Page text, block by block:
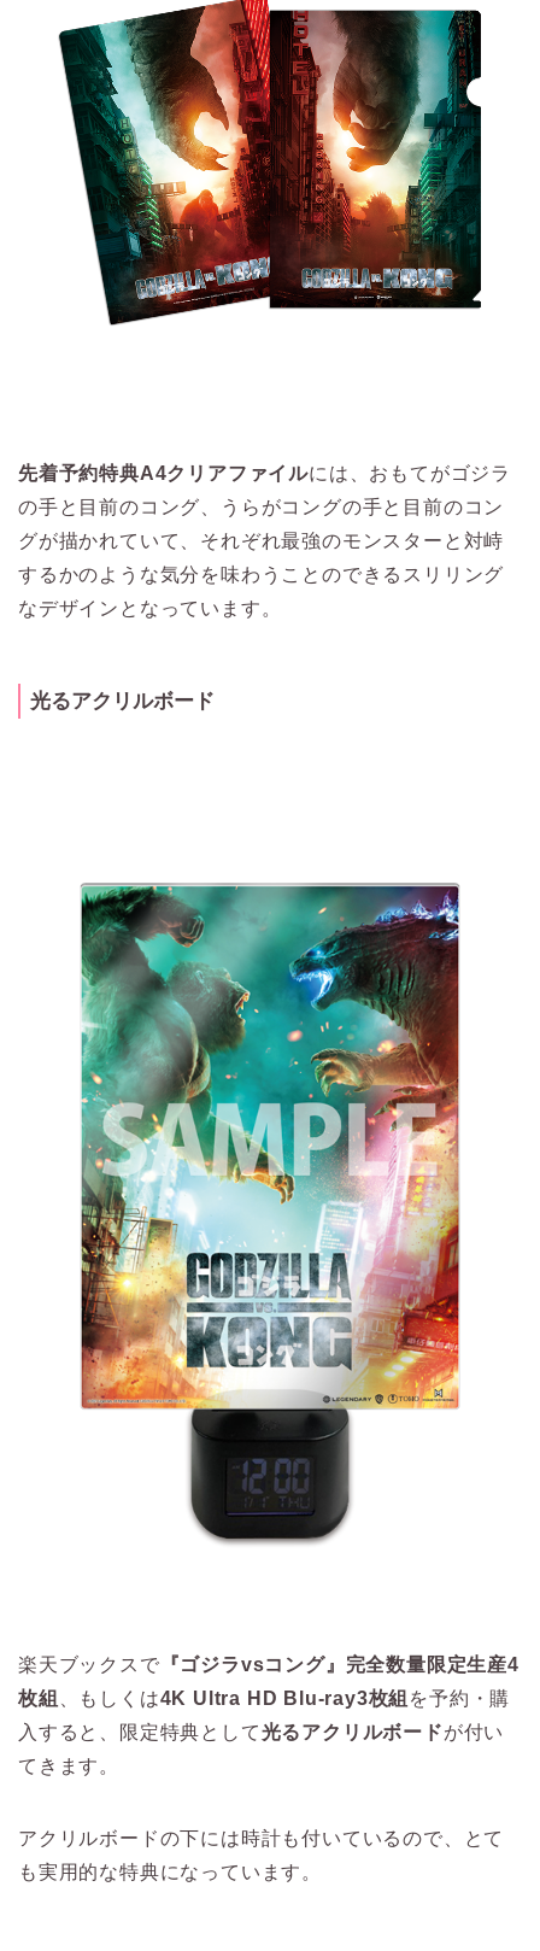
先着予約特典A4クリアファイルには、おもてがゴジラ
の手と目前のコング、うらがコングの手と目前のコン
グが描かれていて、それぞれ最強のモンスターと対峙
するかのような気分を味わうことのできるスリリング
なデザインとなっています。
光るアクリルボード
楽天ブックスで 『ゴジラvsコング』完全数量限定生産4
枚組
、もしくは4K Ultra HD Blu-ray3枚組 を予約・購
入すると、限定特典として光るアクリルボードが付い
てきます。
アクリルボードの下には時計も付いているので、とて
も実用的な特典になっています。